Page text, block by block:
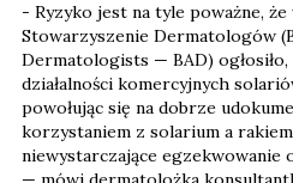
- Ryzyko jest na tyle poważne,
Stowarzyszenie Dermatologów
Dermatologists — BAD)
działalności komercyjnych
powołując się na dobrze
korzystaniem z solarium a
niewystarczające egzekwowanie